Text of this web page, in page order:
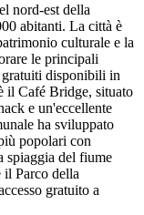
nord-est della
abitanti. La città è
culturale e la
le principali
disponibili in
il Café Bridge, situato
e un'eccellente
ha sviluppato
popolari con
spiaggia del fiume
Parco della
gratuito a